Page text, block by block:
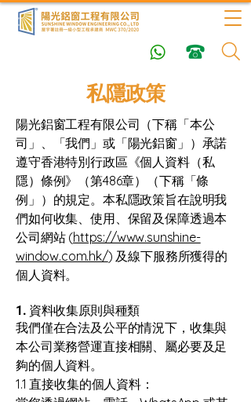
私隱政策
陽光鋁窗工程有限公司（下稱「本公
司」、「我們」或「陽光鋁窗」）承諾
遵守香港特別行政區《個人資料（私
隱）條例》（第486章）（下稱「條
例」）的規定。本私隱政策旨在說明我
們如何收集、使用、保留及保障透過本
公司網站 (https://www.sunshine-
window.com.hk/) 及線下服務所獲得的
個人資料。
1. 資料收集原則與種類
我們僅在合法及公平的情況下，收集與
本公司業務營運直接相關、屬必要及足
夠的個人資料。
1.1 直接收集的個人資料：